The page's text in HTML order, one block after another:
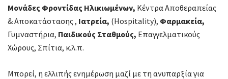
Μονάδες Φροντίδας Ηλικιωμένων, Κέντρα Αποθεραπείας
& Αποκατάστασης , Ιατρεία, (Hospitality), Φαρμακεία,
Γυμναστήρια, Παιδικούς Σταθμούς, Επαγγελματικούς
Χώρους, Σπίτια, κ.λ.π.
Μπορεί, η ελλιπής ενημέρωση μαζί με τη ανυπαρξία για